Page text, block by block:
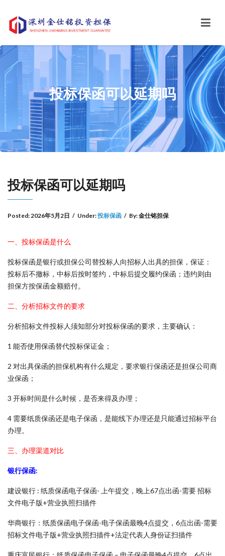
投标保函可以延期吗
投标保函可以延期吗
Posted:2026年5月2日 / Under:投标保函 / By:金仕铭担保
一、投标保函是什么
投标保函是银行或担保公司替投标人向招标人出具的担保，保证：
投标后不撤标，中标后按时签约，中标后提交履约保函；违约则由
担保方按保函金额赔付。
二、分析招标文件的要求
分析招标文件投标人须知部分对投标保函的要求，主要确认：
1 能否使用保函替代投标保证金；
2 对出具保函的担保机构有什么规定，要求银行保函还是担保公司商
业保函；
3 开标时间是什么时候，是否来得及办理；
4 需要纸质保函还是电子保函，是能线下办理还是只能通过招标平台
办理。
三、办理渠道对比
银行保函:
建设银行 : 纸质保函电子保函- 上午提交，晚上67点出函-需要 招标
文件电子版+营业执照扫描件
华商银行：纸质保函电子保函-电子保函最晚4点提交，6点出函-需要
招标文件电子版+营业执照扫描件+法定代表人身份证扫描件